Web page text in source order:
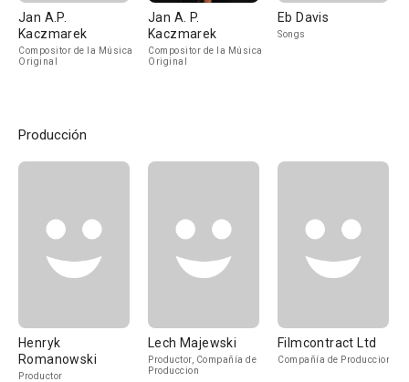
Jan A.P.
Kaczmarek
Compositor de la Música
Original
Jan A. P.
Kaczmarek
Compositor de la Música
Original
Eb Davis
Songs
Producción
Henryk
Romanowski
Productor
Lech Majewski
Productor, Compañía de
Produccion
Filmcontract Ltd
Compañía de Produccion